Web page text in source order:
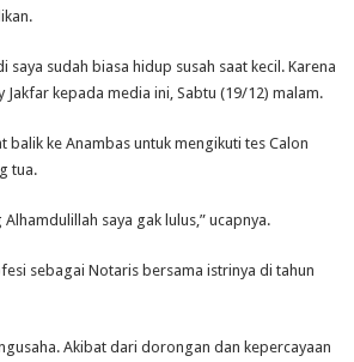
saya sudah biasa hidup susah saat kecil. Karena
Jakfar kepada media ini, Sabtu (19/12) malam.
balik ke Anambas untuk mengikuti tes Calon
tua.
saya gak lulus,” ucapnya.
sebagai Notaris bersama istrinya di tahun
Akibat dari dorongan dan kepercayaan